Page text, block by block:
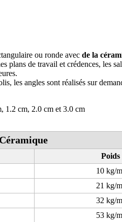
ou ronde avec de la
plans de travail et crédences, les
les angles sont réalisés sur
1.2 cm, 2.0 cm et 3.0 cm
Céramique
Poids
10 kg/
21 kg/
32 kg/
53 kg/